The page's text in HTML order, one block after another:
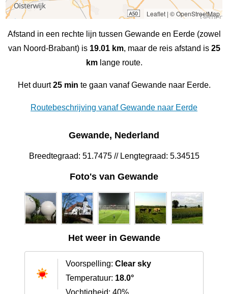
Leaflet| © OpenStreetMap
Afstand in een rechte lijn tussen Gewande en Eerde (zowel
van Noord-Brabant) is 19.01 km, maar de reis afstand is 25
kmlange route.
Het duurt25 min te gaan vanaf Gewande naar Eerde.
Routebeschrijving vanaf Gewande naar Eerde
Gewande, Nederland
Breedtegraad: 51.7475 // Lengtegraad: 5.34515
Foto's van Gewande
Het weer in Gewande
Voorspelling: Clear sky
Temperatuur: 18.0°